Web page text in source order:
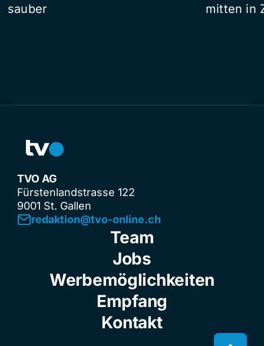
sauber
mitten in
TVO AG
Fürstenlandstrasse 122
9001 St. Gallen
redaktion@tvo-online.ch
Team
Jobs
Werbemöglichkeiten
Empfang
Kontakt